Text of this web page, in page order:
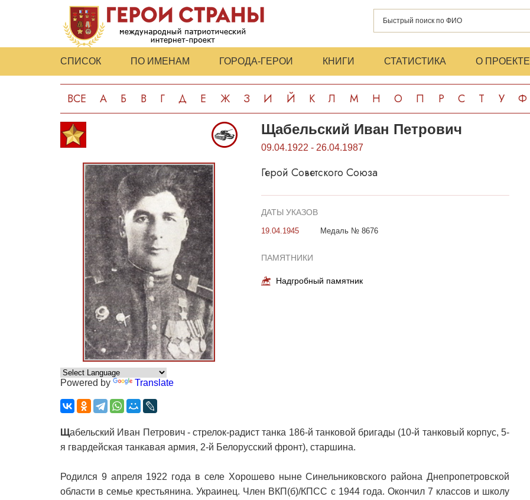
СПИСОК ПО ИМЕНАМ ГОРОДА-ГЕРОИ КНИГИ СТАТИСТИКА О ПРОЕКТЕ
ВСЕ А Б В Г Д Е Ж З И Й К Л М Н О П Р С Т У Ф
Powered by Translate
Щабельский Иван Петрович
09.04.1922 - 26.04.1987
Герой Советского Союза
ДАТЫ УКАЗОВ
19.04.1945 Медаль № 8676
ПАМЯТНИКИ
Надгробный памятник
Щабельский Иван Петрович - стрелок-радист танка 186-й танковой бригады (10-й танковый корпус, 5-
я гвардейская танкавая армия, 2-й Белорусский фронт), старшина.
Родился 9 апреля 1922 года в селе Хорошево ныне Синельниковского района Днепропетровской
области в семье крестьянина. Украинец. Член ВКП(б)/КПСС с 1944 года. Окончил 7 классов и школу